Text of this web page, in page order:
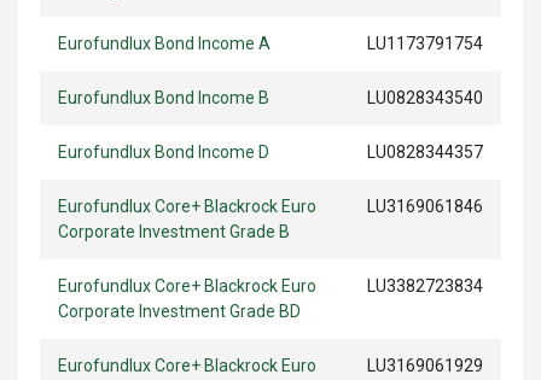
Eurofundlux Bond Income A LU1173791754
Eurofundlux Bond Income B LU0828343540
Eurofundlux Bond Income D LU0828344357
Eurofundlux Core+ Blackrock Euro
Corporate Investment Grade B
LU3169061846
Eurofundlux Core+ Blackrock Euro
Corporate Investment Grade BD
LU3382723834
Eurofundlux Core+ Blackrock Euro
LU3169061929